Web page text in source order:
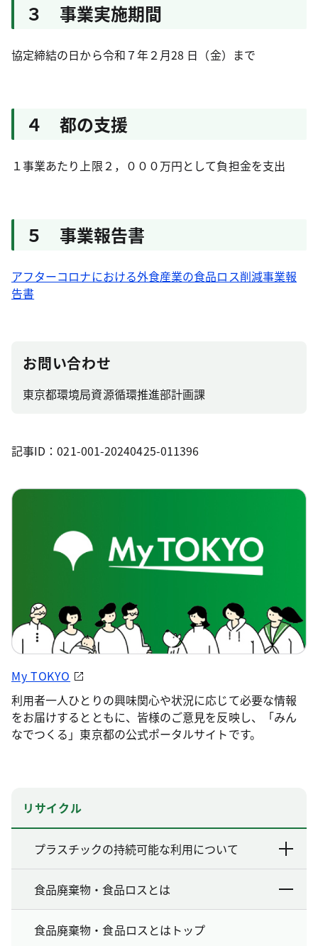
３ 事業実施期間
協定締結の日から令和７年２月28 日（金）まで
４ 都の支援
１事業あたり上限２，０００万円として負担金を支出
５ 事業報告書
アフターコロナにおける外食産業の食品ロス削減事業報
告書
お問い合わせ
東京都環境局資源循環推進部計画課
記事ID：021-001-20240425-011396
My TOKYO
利用者一人ひとりの興味関心や状況に応じて必要な情報
をお届けするとともに、皆様のご意見を反映し、「みん
なでつくる」東京都の公式ポータルサイトです。
リサイクル
プラスチックの持続可能な利用について
食品廃棄物・食品ロスとは
食品廃棄物・食品ロスとはトップ